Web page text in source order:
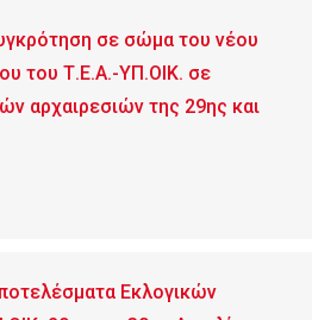
σε σώμα του νέου
του Τ.Ε.Α.-ΥΠ.ΟΙΚ. σε
αρχαιρεσιών της 29ης και
Εκλογικών